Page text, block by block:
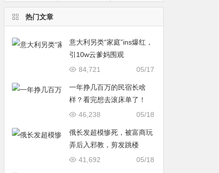
热门文章
意大利另类“家庭”ins爆红，
引10w云爹妈围观
05/17
84,721
一年挣几百万的民宿长啥
样？看完想去滚床单了！
05/18
46,238
俄长发超模惨死，被富商玩
弄后入邪教，剪发跳楼
05/18
41,692